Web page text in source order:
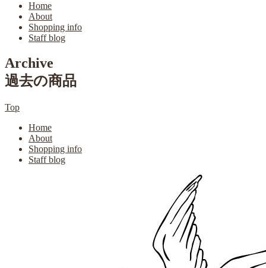
Home
About
Shopping info
Staff blog
Archive
過去の商品
Top
Home
About
Shopping info
Staff blog